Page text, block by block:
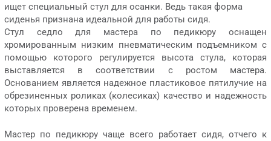
ищет специальный стул для осанки. Ведь такая форма
сиденья признана идеальной для работы сидя.
Стул седло для мастера по педикюру оснащен
хромированным низким пневматическим подъемником с
помощью которого регулируется высота стула, которая
выставляется в соответствии с ростом мастера.
Основанием является надежное пластиковое пятилучие на
обрезиненных роликах (колесиках) качество и надежность
которых проверена временем.
Мастер по педикюру чаще всего работает сидя, отчего к